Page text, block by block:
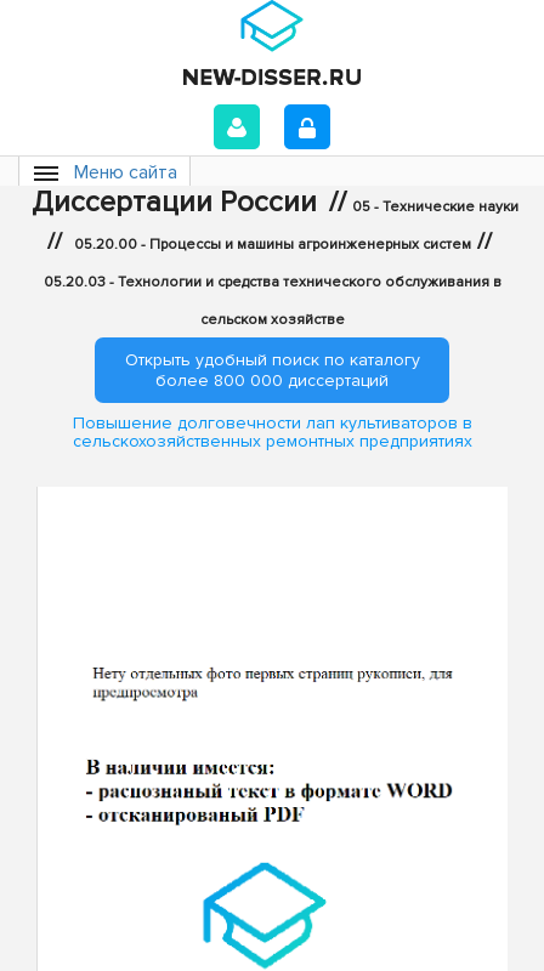
Меню сайта
Диссертации России // 05 - Технические науки
// 05.20.00 - Процессы и машины агроинженерных систем //
05.20.03 - Технологии и средства технического обслуживания в
сельском хозяйстве
Открыть удобный поиск по каталогу
более 800 000 диссертаций
Повышение долговечности лап культиваторов в
сельскохозяйственных ремонтных предприятиях